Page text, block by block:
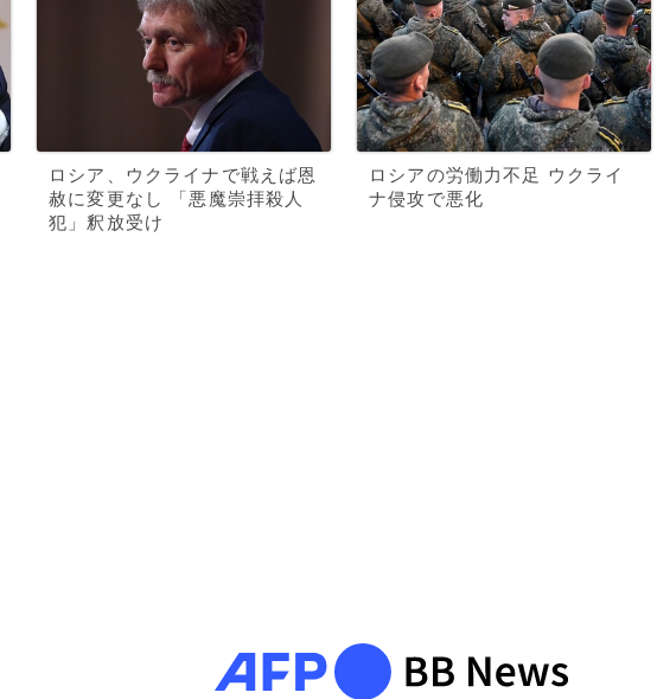
ロシア、ウクライナで戦えば恩
赦に変更なし 「悪魔崇拝殺人
犯」釈放受け
ロシアの労働力不足 ウクライ
ナ侵攻で悪化